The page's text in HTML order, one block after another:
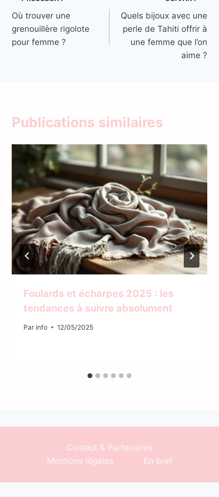
de
l’article
Où trouver une
grenouillère rigolote
pour femme ?
Quels bijoux avec une
perle de Tahiti offrir à
une femme que l’on
aime ?
Publications similaires
Foulards et écharpes 2025 : les
tendances à suivre absolument
Par info 12/05/2025
Contact & Partenaires
Mentions légales
En bref